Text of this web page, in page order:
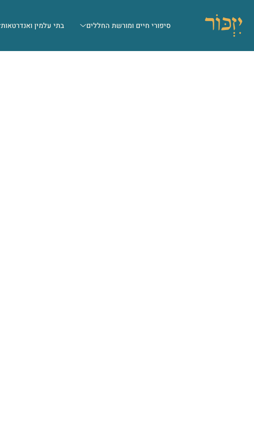
סיפורי חיים ומורשת החללים בתי עלמין ואנדרטאות